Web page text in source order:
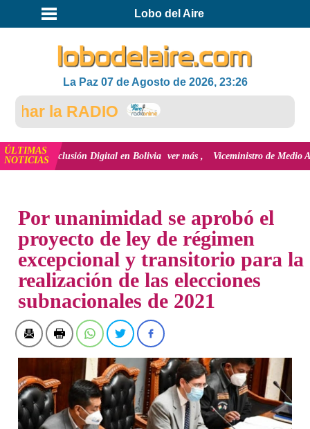
Lobo del Aire
La Paz 07 de Agosto de 2026, 23:26
la RADIO
ÚLTIMAS
NOTICIAS
la inclusión Digital en Bolivia ver más Viceministro de Medio
Por unanimidad se aprobó el
proyecto de ley de régimen
excepcional y transitorio para la
realización de las elecciones
subnacionales de 2021